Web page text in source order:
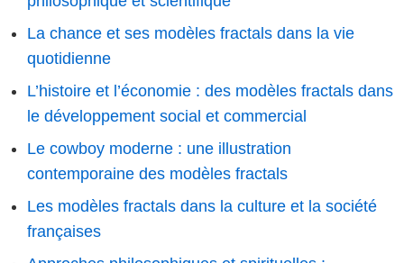
La chance et ses modèles fractals dans la vie
quotidienne
L’histoire et l’économie : des modèles fractals dans
le développement social et commercial
Le cowboy moderne : une illustration
contemporaine des modèles fractals
Les modèles fractals dans la culture et la société
françaises